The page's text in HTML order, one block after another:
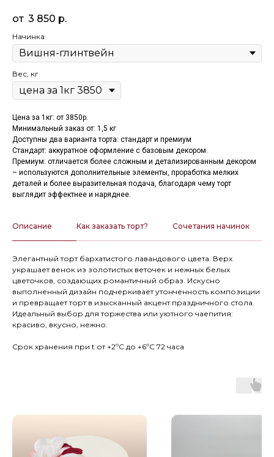
3 850 р.
Начинка
Вес, кг
Цена за 1кг: от 3850р.
Минимальный заказ от: 1,5 кг
Доступны два варианта торта: стандарт и премиум
Стандарт: аккуратное оформление с базовым декором.
Премиум: отличается более сложным и детализированным декором
– используются дополнительные элементы, проработка мелких
деталей и более выразительная подача, благодаря чему торт
выглядит эффектнее и наряднее.
Описание Как заказать торт? Сочетания начинок
Элегантный торт бархатистого лавандового цвета. Верх
украшает венок из золотистых веточек и нежных белых
цветочков, создающих романтичный образ. Искусно
выполненный дизайн подчеркивает утонченность композиции
и превращает торт в изысканный акцент праздничного стола.
Идеальный выбор для торжества или уютного чаепития:
красиво, вкусно, нежно.
Срок хранения при t от +2ºС до +6ºС 72 часа